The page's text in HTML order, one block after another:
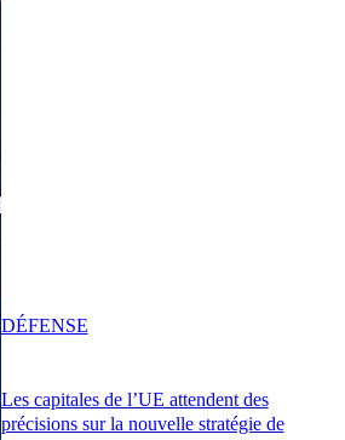
Les capitales de l’UE attendent des
précisions sur la nouvelle stratégie de
DÉFENSE